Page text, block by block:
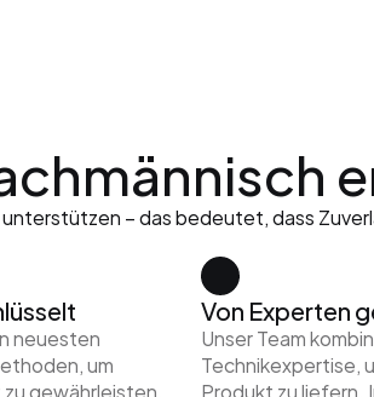
– das bedeutet, dass
neuesten
um
gewährleisten.
Von Experten
Unser Team
Technikexpertise,
Produkt zu liefern.